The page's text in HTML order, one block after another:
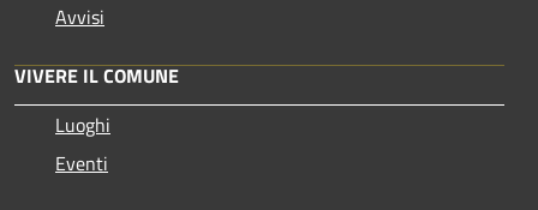
Avvisi
VIVERE IL COMUNE
Luoghi
Eventi